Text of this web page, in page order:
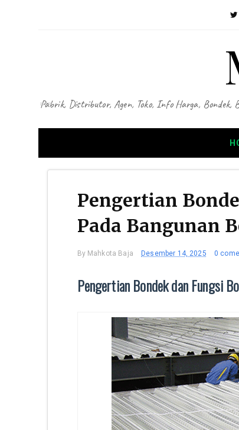
Pabrik, Distributor, Agen, Toko, Info Harga, Bondek,
Pengertian
Pada Bangunan
By Mahkota Baja Desember 14, 2025 0
Pengertian Bondek dan Fungsi